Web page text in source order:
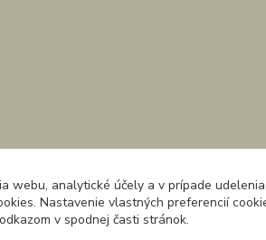
webu, analytické účely a v prípade
Nastavenie vlastných preferencií
v spodnej časti stránok.